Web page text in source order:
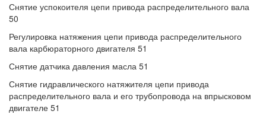
Снятие успокоителя цепи привода распределительного вала
50
Регулировка натяжения цепи привода распределительного
вала карбюраторного двигателя 51
Снятие датчика давления масла 51
Снятие гидравлического натяжителя цепи привода
распределительного вала и его трубопровода на впрысковом
двигателе 51